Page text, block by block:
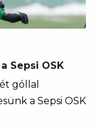
Sepsi OSK
góllal
a Sepsi OSK